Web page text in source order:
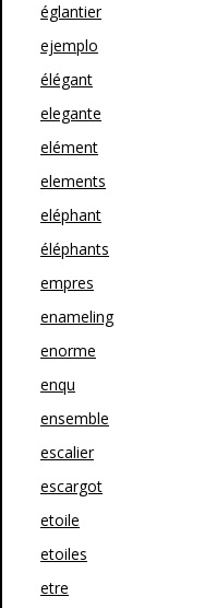
églantier
ejemplo
élégant
elegante
elément
elements
eléphant
éléphants
empres
enameling
enorme
enqu
ensemble
escalier
escargot
etoile
etoiles
etre